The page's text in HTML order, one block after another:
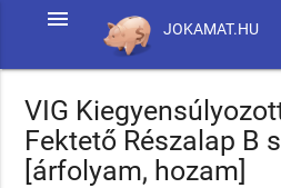
JOKAMAT.HU
menu
VIG
Fektető Részalap B
[árfolyam, hozam]